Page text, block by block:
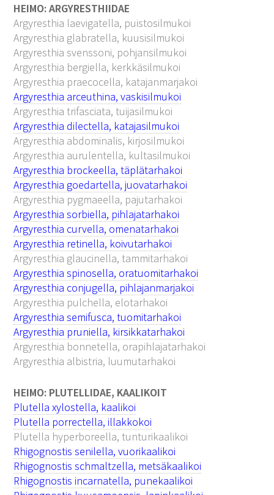
HEIMO: ARGYRESTHIIDAE
Argyresthia laevigatella, puistosilmukoi
Argyresthia glabratella, kuusisilmukoi
Argyresthia svenssoni, pohjansilmukoi
Argyresthia bergiella, kerkkäsilmukoi
Argyresthia praecocella, katajanmarjakoi
Argyresthia arceuthina, vaskisilmukoi
Argyresthia trifasciata, tuijasilmukoi
Argyresthia dilectella, katajasilmukoi
Argyresthia abdominalis, kirjosilmukoi
Argyresthia aurulentella, kultasilmukoi
Argyresthia brockeella, täplätarhakoi
Argyresthia goedartella, juovatarhakoi
Argyresthia pygmaeella, pajutarhakoi
Argyresthia sorbiella, pihlajatarhakoi
Argyresthia curvella, omenatarhakoi
Argyresthia retinella, koivutarhakoi
Argyresthia glaucinella, tammitarhakoi
Argyresthia spinosella, oratuomitarhakoi
Argyresthia conjugella, pihlajanmarjakoi
Argyresthia pulchella, elotarhakoi
Argyresthia semifusca, tuomitarhakoi
Argyresthia pruniella, kirsikkatarhakoi
Argyresthia bonnetella, orapihlajatarhakoi
Argyresthia albistria, luumutarhakoi
HEIMO: PLUTELLIDAE, KAALIKOIT
Plutella xylostella, kaalikoi
Plutella porrectella, illakkokoi
Plutella hyperboreella, tunturikaalikoi
Rhigognostis senilella, vuorikaalikoi
Rhigognostis schmaltzella, metsäkaalikoi
Rhigognostis incarnatella, punekaalikoi